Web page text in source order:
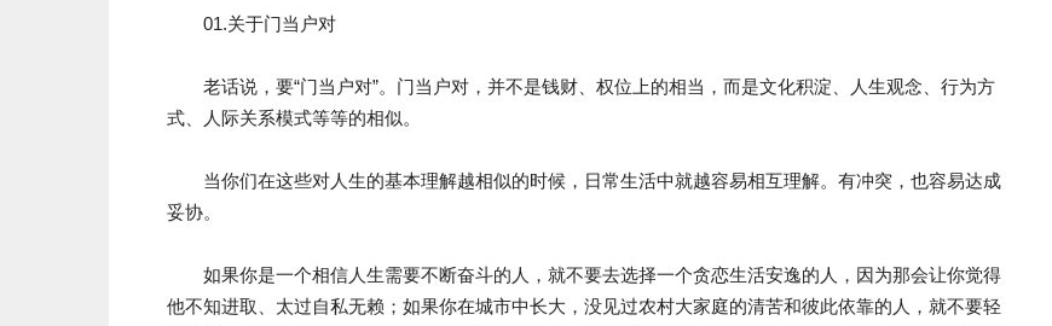
01.关于门当户对
老话说，要“门当户对”。门当户对，并不是钱财、权位上的相当，而是文化积淀、人生观念、行为方
式、人际关系模式等等的相似。
当你们在这些对人生的基本理解越相似的时候，日常生活中就越容易相互理解。有冲突，也容易达成
妥协。
如果你是一个相信人生需要不断奋斗的人，就不要去选择一个贪恋生活安逸的人，因为那会让你觉得
他不知进取、太过自私无赖；如果你在城市中长大，没见过农村大家庭的清苦和彼此依靠的人，就不要轻